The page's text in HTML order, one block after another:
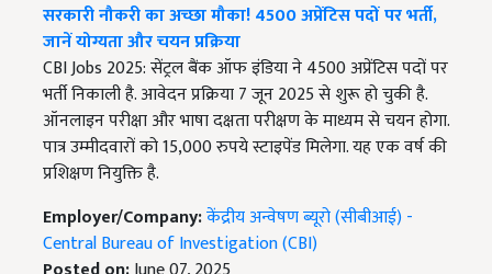
सरकारी नौकरी का अच्छा मौका! 4500 अप्रेंटिस पदों पर भर्ती,
जानें योग्यता और चयन प्रक्रिया
CBI Jobs 2025: सेंट्रल बैंक ऑफ इंडिया ने 4500 अप्रेंटिस पदों पर
भर्ती निकाली है. आवेदन प्रक्रिया 7 जून 2025 से शुरू हो चुकी है.
ऑनलाइन परीक्षा और भाषा दक्षता परीक्षण के माध्यम से चयन होगा.
पात्र उम्मीदवारों को 15,000 रुपये स्टाइपेंड मिलेगा. यह एक वर्ष की
प्रशिक्षण नियुक्ति है.
Employer/Company:केंद्रीय अन्वेषण ब्यूरो (सीबीआई) -
Central Bureau of Investigation (CBI)